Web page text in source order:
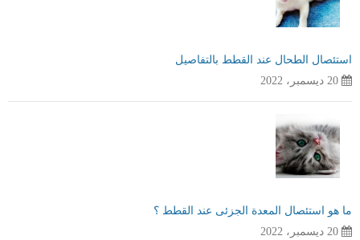
استئصال الطحال عند القطط بالتفاصيل
20 ديسمبر، 2022
ما هو استئصال المعدة الجزئى عند القطط ؟
20 ديسمبر، 2022